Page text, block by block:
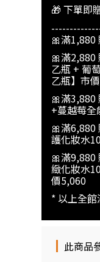
🎁 下單即
🎀滿1,880
🎀滿2,880
乙瓶 + 葡
乙瓶】市
🎀滿
+蔓越莓
🎀滿
護化妝水
🎀滿9,880
緻化妝水
價5,060
* 以上全
此商品